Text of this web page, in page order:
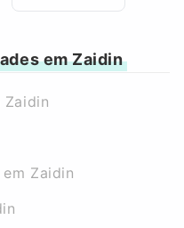
em Zaidin
Zaidin
Zaidin